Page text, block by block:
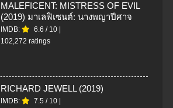
MALEFICENT: MISTRESS OF EVIL
(2019) มาเลฟิเซนต์: นางพญาปีศาจ
IMDB: 6.6 / 10
102,272 ratings
RICHARD JEWELL (2019)
IMDB: 7.5 / 10